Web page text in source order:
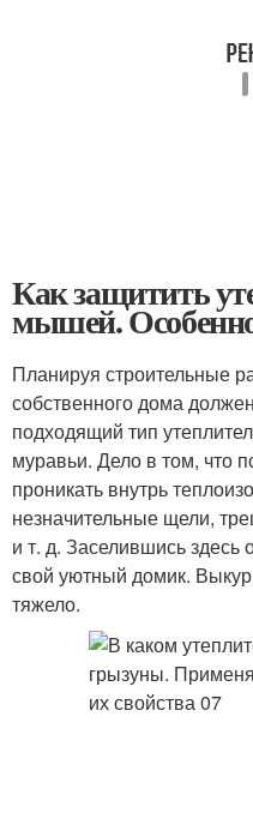
Как защитить
мышей.
Планируя строительные
собственного дома
подходящий тип
муравьи. Дело в том, что
проникать внутрь
незначительные щели,
и т. д. Заселившись
свой уютный домик.
тяжело.